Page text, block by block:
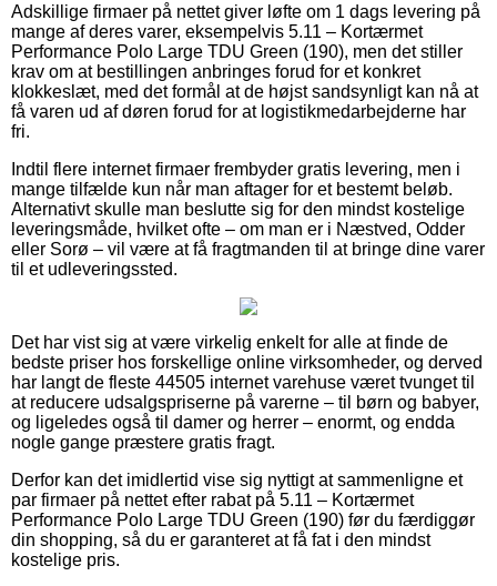
Adskillige firmaer på nettet giver løfte om 1 dags levering på
mange af deres varer, eksempelvis 5.11 – Kortærmet
Performance Polo Large TDU Green (190), men det stiller
krav om at bestillingen anbringes forud for et konkret
klokkeslæt, med det formål at de højst sandsynligt kan nå at
få varen ud af døren forud for at logistikmedarbejderne har
fri.
Indtil flere internet firmaer frembyder gratis levering, men i
mange tilfælde kun når man aftager for et bestemt beløb.
Alternativt skulle man beslutte sig for den mindst kostelige
leveringsmåde, hvilket ofte – om man er i Næstved, Odder
eller Sorø – vil være at få fragtmanden til at bringe dine varer
til et udleveringssted.
Det har vist sig at være virkelig enkelt for alle at finde de
bedste priser hos forskellige online virksomheder, og derved
har langt de fleste 44505 internet varehuse været tvunget til
at reducere udsalgspriserne på varerne – til børn og babyer,
og ligeledes også til damer og herrer – enormt, og endda
nogle gange præstere gratis fragt.
Derfor kan det imidlertid vise sig nyttigt at sammenligne et
par firmaer på nettet efter rabat på 5.11 – Kortærmet
Performance Polo Large TDU Green (190) før du færdiggør
din shopping, så du er garanteret at få fat i den mindst
kostelige pris.